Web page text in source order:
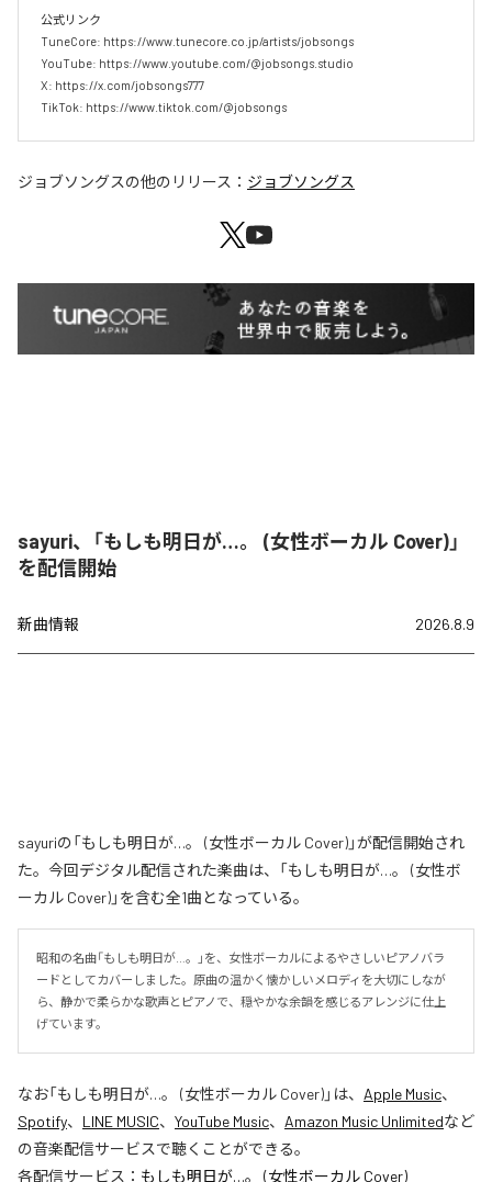
公式リンク
TuneCore: https://www.tunecore.co.jp/artists/jobsongs
YouTube: https://www.youtube.com/@jobsongs.studio
X: https://x.com/jobsongs777
TikTok: https://www.tiktok.com/@jobsongs
ジョブソングスの他のリリース： ジョブソングス
sayuri、「もしも明日が…。 (女性ボーカル Cover)」
を配信開始
新曲情報 2026.8.9
sayuriの「もしも明日が…。 (女性ボーカル Cover)」が配信開始され
た。今回デジタル配信された楽曲は、「もしも明日が…。 (女性ボ
ーカル Cover)」を含む全1曲となっている。
昭和の名曲「もしも明日が…。」を、女性ボーカルによるやさしいピアノバラ
ードとしてカバーしました。原曲の温かく懐かしいメロディを大切にしなが
ら、静かで柔らかな歌声とピアノで、穏やかな余韻を感じるアレンジに仕上
げています。
なお「もしも明日が…。 (女性ボーカル Cover)」は、 Apple Music、
Spotify、 LINE MUSIC、 YouTube Music、 Amazon Music Unlimitedなど
の音楽配信サービスで聴くことができる。
各配信サービス： もしも明日が…。 (女性ボーカル Cover)